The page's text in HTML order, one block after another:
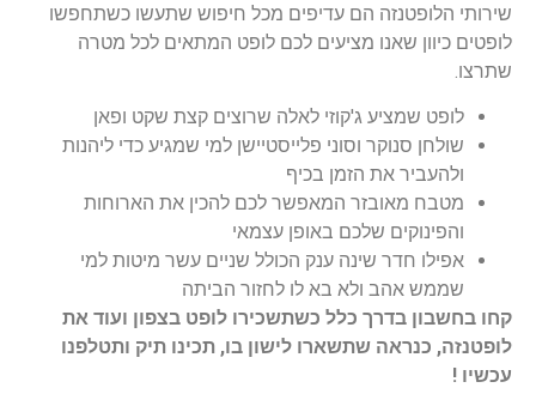
שירותי הלופטנזה הם עדיפים מכל חיפוש שתעשו כשתחפשו
לופטים כיוון שאנו מציעים לכם לופט המתאים לכל מטרה
שתרצו.
לופט שמציע ג'קוזי לאלה שרוצים קצת שקט ופאן
שולחן סנוקר וסוני פלייסטיישן למי שמגיע כדי ליהנות
ולהעביר את הזמן בכיף
מטבח מאובזר המאפשר לכם להכין את הארוחות
והפינוקים שלכם באופן עצמאי
אפילו חדר שינה ענק הכולל שניים עשר מיטות למי
שממש אהב ולא בא לו לחזור הביתה
קחו בחשבון בדרך כלל כשתשכירו לופט בצפון ועוד את
לופטנזה, כנראה שתשארו לישון בו, תכינו תיק ותטלפנו
עכשיו !